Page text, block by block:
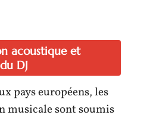
acoustique et
DJ
pays européens, les
musicale sont soumis